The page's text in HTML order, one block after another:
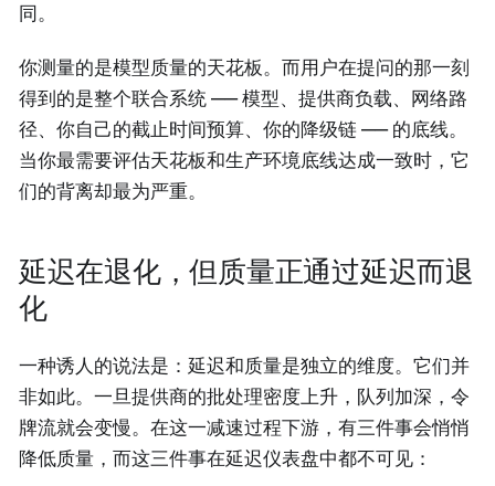
同。
你测量的是模型质量的天花板。而用户在提问的那一刻
得到的是整个联合系统 —— 模型、提供商负载、网络路
径、你自己的截止时间预算、你的降级链 —— 的底线。
当你最需要评估天花板和生产环境底线达成一致时，它
们的背离却最为严重。
延迟在退化，但质量正通过延迟而退
化
一种诱人的说法是：延迟和质量是独立的维度。它们并
非如此。一旦提供商的批处理密度上升，队列加深，令
牌流就会变慢。在这一减速过程下游，有三件事会悄悄
降低质量，而这三件事在延迟仪表盘中都不可见：